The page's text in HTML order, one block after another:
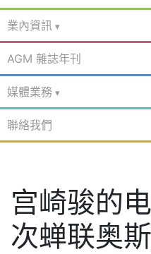
業內資訊
AGM 雜誌年刊
媒體業務
聯絡我們
宫崎骏的
次蝉联奥